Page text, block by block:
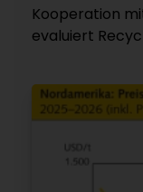
Kooperation
evaluiert